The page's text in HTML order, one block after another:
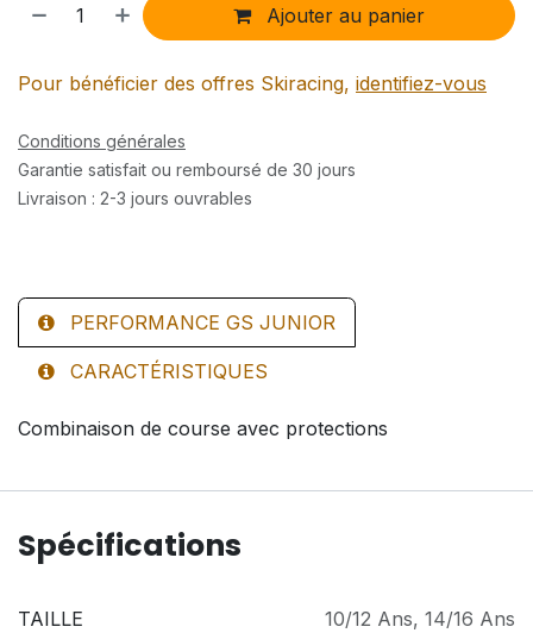
Ajouter au panier
Pour bénéficier des offres Skiracing, identifiez-vous
Conditions générales
Garantie satisfait ou remboursé de 30 jours
Livraison : 2-3 jours ouvrables
PERFORMANCE GS JUNIOR
CARACTÉRISTIQUES
Combinaison de course avec protections
Spécifications
TAILLE
10/12 Ans, 14/16 Ans